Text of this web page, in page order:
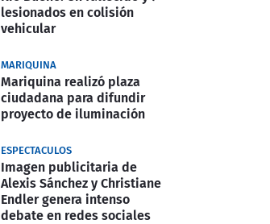
lesionados en colisión
vehicular
MARIQUINA
Mariquina realizó plaza
ciudadana para difundir
proyecto de iluminación
ESPECTACULOS
Imagen publicitaria de
Alexis Sánchez y Christiane
Endler genera intenso
debate en redes sociales